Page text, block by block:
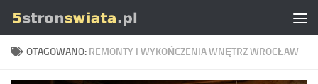
Skip to content
OTAGOWANO: REMONTY I WYKOŃCZENIA WNĘTRZ WROCŁAW